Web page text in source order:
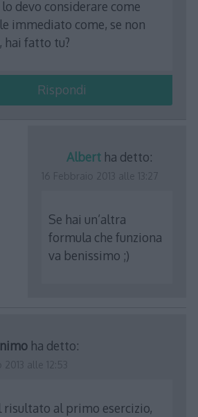
devo considerare come
immediato come, se non
hai fatto tu?
Rispondi
Albert ha detto:
Se hai un’altra
formula che funziona
va benissimo ;)
ha detto:
risultato al primo esercizio,